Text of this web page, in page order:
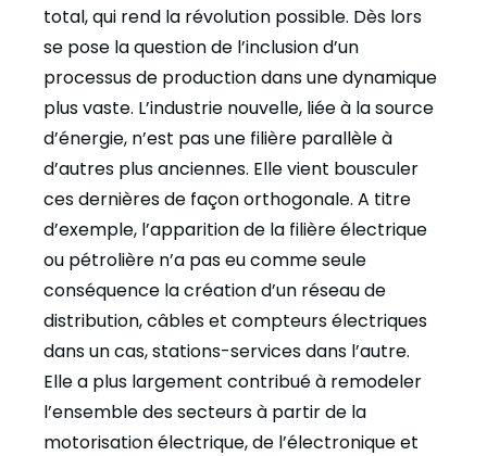
total, qui rend la révolution possible. Dès lors
se pose la question de l’inclusion d’un
processus de production dans une dynamique
plus vaste. L’industrie nouvelle, liée à la source
d’énergie, n’est pas une filière parallèle à
d’autres plus anciennes. Elle vient bousculer
ces dernières de façon orthogonale. A titre
d’exemple, l’apparition de la filière électrique
ou pétrolière n’a pas eu comme seule
conséquence la création d’un réseau de
distribution, câbles et compteurs électriques
dans un cas, stations-services dans l’autre.
Elle a plus largement contribué à remodeler
l’ensemble des secteurs à partir de la
motorisation électrique, de l’électronique et